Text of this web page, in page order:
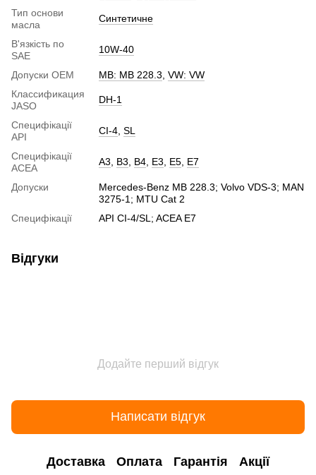
Тип основи
масла
Синтетичне
В'язкість по
SAE
10W-40
Допуски ОЕМ MB: MB 228.3 VW: VW
Классификация
JASO
DH-1
Специфікації
API
CI-4 SL
Специфікації
ACEA
A3 B3 B4 E3 E5 E7
Допуски
Mercedes-Benz MB 228.3; Volvo VDS-3; MAN
3275-1; MTU Cat 2
Специфікації
API CI-4/SL; ACEA E7
Відгуки
Додайте перший відгук
Написати відгук
Доставка Оплата Гарантія Акції